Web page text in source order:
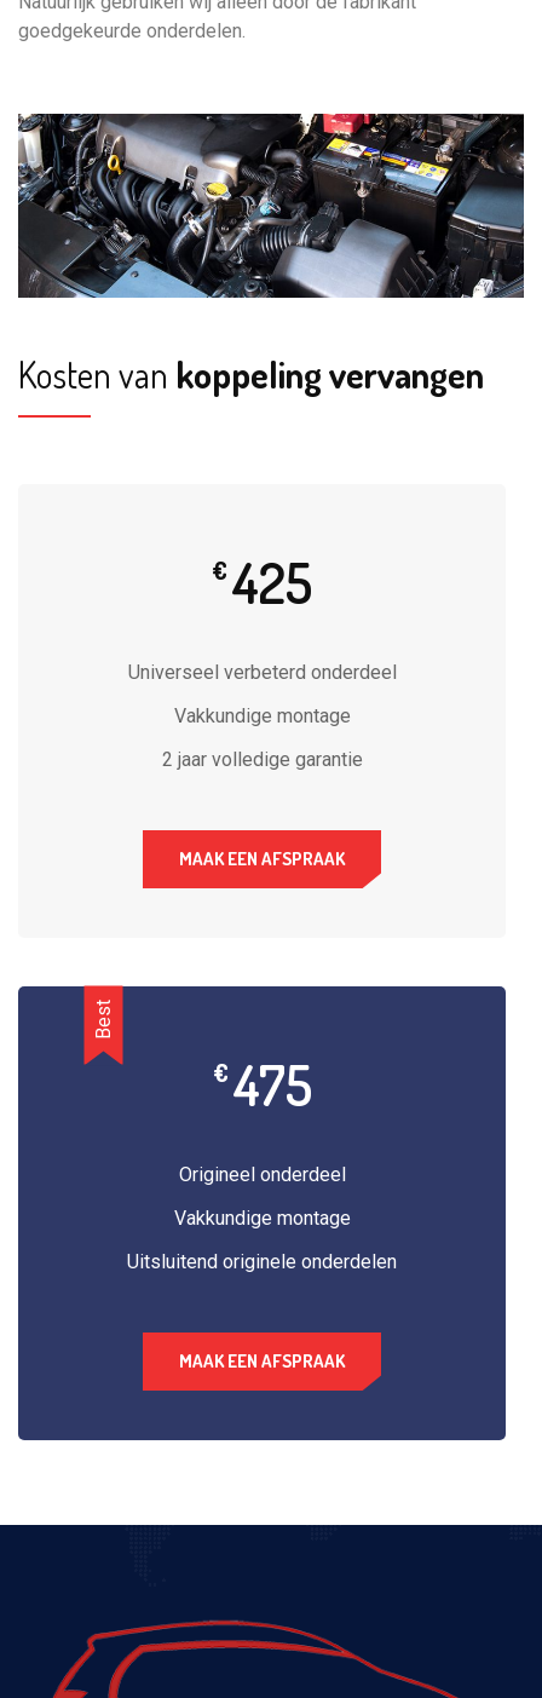
goedgekeurde onderdelen.
Kosten van koppeling vervangen
€425
Universeel verbeterd onderdeel
Vakkundige montage
2 jaar volledige garantie
MAAK EEN AFSPRAAK
Best
€475
Origineel onderdeel
Vakkundige montage
Uitsluitend originele onderdelen
MAAK EEN AFSPRAAK